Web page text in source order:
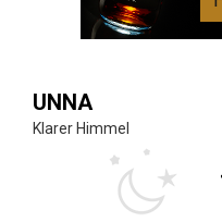
UNNA
Klarer Himmel